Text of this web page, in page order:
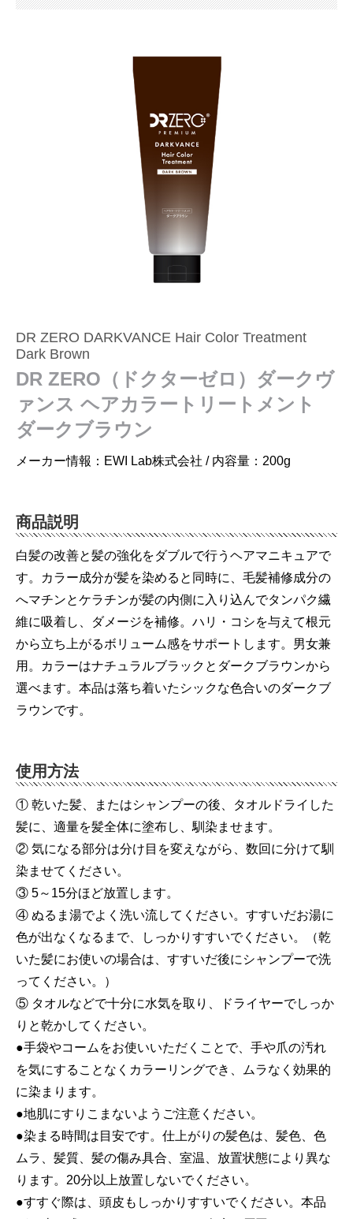
DR ZERO DARKVANCE Hair Color Treatment
Dark Brown
DR ZERO（ドクターゼロ）ダークヴ
ァンス ヘアカラートリートメント
ダークブラウン
メーカー情報：EWI Lab株式会社 / 内容量：200g
商品説明
白髪の改善と髪の強化をダブルで行うヘアマニキュアで
す。カラー成分が髪を染めると同時に、毛髪補修成分の
へマチンとケラチンが髪の内側に入り込んでタンパク繊
維に吸着し、ダメージを補修。ハリ・コシを与えて根元
から立ち上がるボリューム感をサポートします。男女兼
用。カラーはナチュラルブラックとダークブラウンから
選べます。本品は落ち着いたシックな色合いのダークブ
ラウンです。
使用方法
① 乾いた髪、またはシャンプーの後、タオルドライした
髪に、適量を髪全体に塗布し、馴染ませます。
② 気になる部分は分け目を変えながら、数回に分けて馴
染ませてください。
③ 5～15分ほど放置します。
④ ぬるま湯でよく洗い流してください。すすいだお湯に
色が出なくなるまで、しっかりすすいでください。（乾
いた髪にお使いの場合は、すすいだ後にシャンプーで洗
ってください。）
⑤ タオルなどで十分に水気を取り、ドライヤーでしっか
りと乾かしてください。
●手袋やコームをお使いいただくことで、手や爪の汚れ
を気にすることなくカラーリングでき、ムラなく効果的
に染まります。
●地肌にすりこまないようご注意ください。
●染まる時間は目安です。仕上がりの髪色は、髪色、色
ムラ、髪質、髪の傷み具合、室温、放置状態により異な
ります。20分以上放置しないでください。
●すすぐ際は、頭皮もしっかりすすいでください。本品